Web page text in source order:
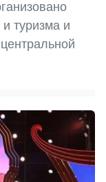
туризма и